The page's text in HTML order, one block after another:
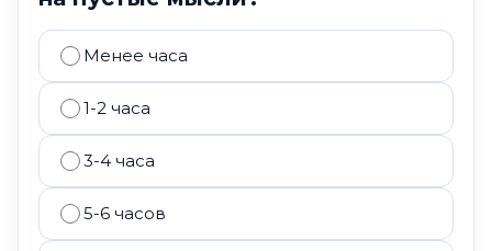
Менее часа
1-2 часа
3-4 часа
5-6 часов